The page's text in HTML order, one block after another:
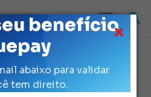
benefício
abaixo para validar
tem direito.
auxilio Uniforme
de São Paulo